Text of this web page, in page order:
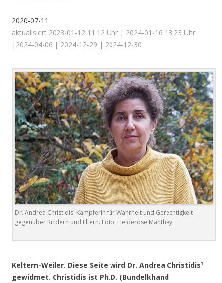
2020-07-11
aktualisiert 2023-01-12 11:12 Uhr | 2024-01-16 13:23 Uhr
|2024-04-06 | 2024-12-29 | 2024-12-30
Dr. Andrea Christidis. Kämpferin für Wahrheit und Gerechtigkeit
gegenüber Kindern und Eltern. Foto: Heiderose Manthey.
Keltern-Weiler. Diese Seite wird Dr. Andrea Christidis¹
gewidmet. Christidis ist Ph.D. (Bundelkhand